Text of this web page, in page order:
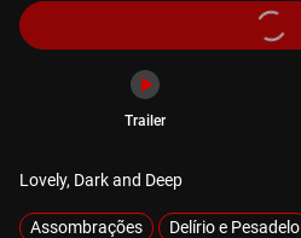
Trailer
Lovely, Dark and Deep
Assombrações Delírio e Pesadelo